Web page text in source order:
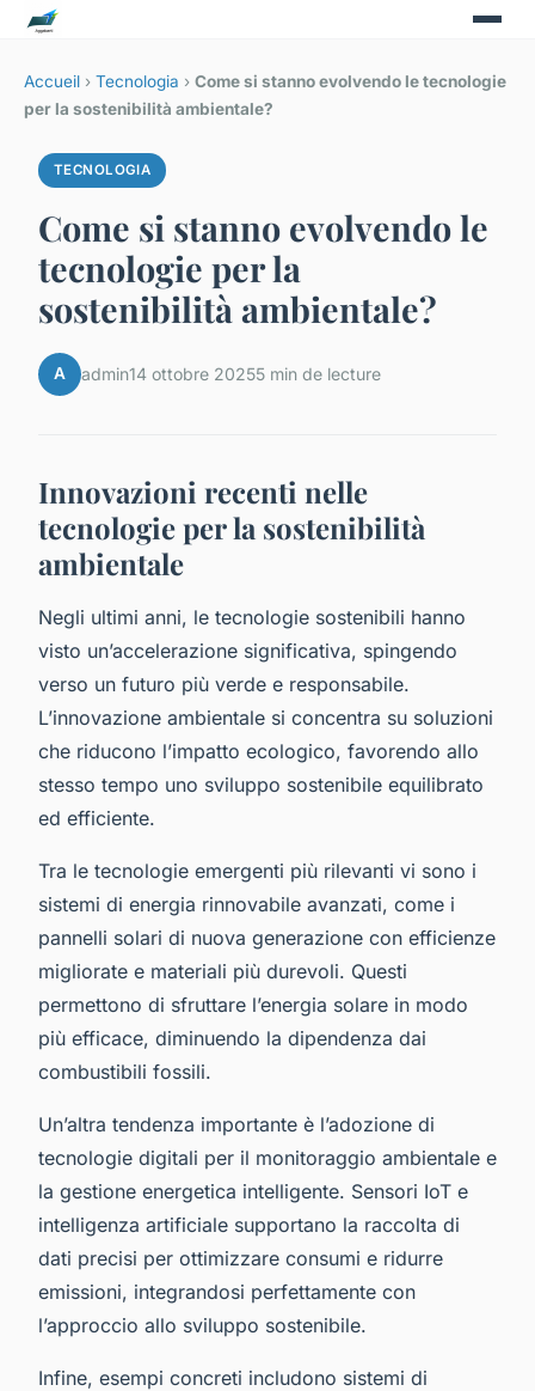
Accueil › Tecnologia › Come si stanno evolvendo le tecnologie
per la sostenibilità ambientale?
TECNOLOGIA
Come si stanno evolvendo le
tecnologie per la
sostenibilità ambientale?
A admin14 ottobre 20255 min de lecture
Innovazioni recenti nelle
tecnologie per la sostenibilità
ambientale
Negli ultimi anni, le tecnologie sostenibili hanno
visto un’accelerazione significativa, spingendo
verso un futuro più verde e responsabile.
L’innovazione ambientale si concentra su soluzioni
che riducono l’impatto ecologico, favorendo allo
stesso tempo uno sviluppo sostenibile equilibrato
ed efficiente.
Tra le tecnologie emergenti più rilevanti vi sono i
sistemi di energia rinnovabile avanzati, come i
pannelli solari di nuova generazione con efficienze
migliorate e materiali più durevoli. Questi
permettono di sfruttare l’energia solare in modo
più efficace, diminuendo la dipendenza dai
combustibili fossili.
Un’altra tendenza importante è l’adozione di
tecnologie digitali per il monitoraggio ambientale e
la gestione energetica intelligente. Sensori IoT e
intelligenza artificiale supportano la raccolta di
dati precisi per ottimizzare consumi e ridurre
emissioni, integrandosi perfettamente con
l’approccio allo sviluppo sostenibile.
Infine, esempi concreti includono sistemi di